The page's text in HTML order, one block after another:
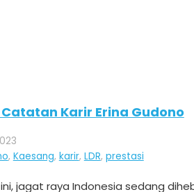
Karir Erina Gudono
, Kaesang, karir, LDR, prestasi
jagat raya Indonesia sedang